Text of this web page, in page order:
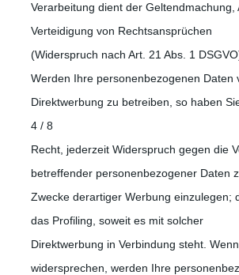
Verarbeitung dient der Geltendmachung,
Verteidigung von Rechtsansprüchen
(Widerspruch nach Art. 21 Abs. 1
Werden Ihre personenbezogenen Daten
Direktwerbung zu betreiben, so haben
4 / 8
Recht, jederzeit Widerspruch gegen die
betreffender personenbezogener Daten
Zwecke derartiger Werbung einzulegen;
das Profiling, soweit es mit solcher
Direktwerbung in Verbindung steht.
widersprechen, werden Ihre